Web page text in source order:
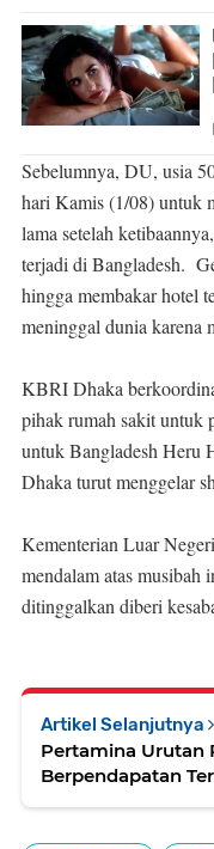
Sebelumnya, DU, usia
hari Kamis (1/08) untuk
lama setelah
terjadi di Bangladesh.
hingga membakar hotel
meninggal dunia karena
KBRI Dhaka
pihak rumah sakit untuk
untuk Bangladesh Heru
Dhaka turut menggelar
Kementerian Luar
mendalam atas musibah
ditinggalkan diberi
Artikel Selanjutnya
Pertamina Urutan
Berpendapatan